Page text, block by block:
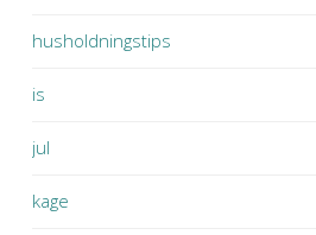
husholdningstips
is
jul
kage